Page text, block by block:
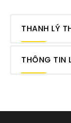
THANH LÝ
THÔNG TIN